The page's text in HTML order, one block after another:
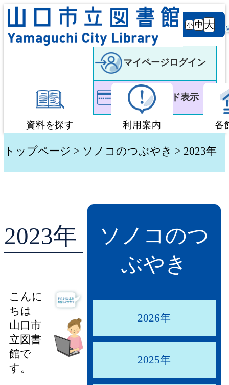
背景
白 黒
文字サ
イズ
小 中 大
マイページログイン
利用者カード表示
資料を探す
蔵書検索・予約
テーマ別検索
貸出ランキング
利用案内
図書館利用案内
学校図書館支援サー
ブックスタート体験
好きなおはなしの絵
各
トップページ > ソノコのつぶやき > 2023年
2023年
こんに
ちは
山口市
立図書
館で
す。
ソノコのつ
ぶやき
2026年
2025年